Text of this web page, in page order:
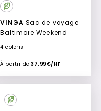
VINGASac de voyage
Baltimore Weekend
À partir de 37.99€/HT
4 coloris